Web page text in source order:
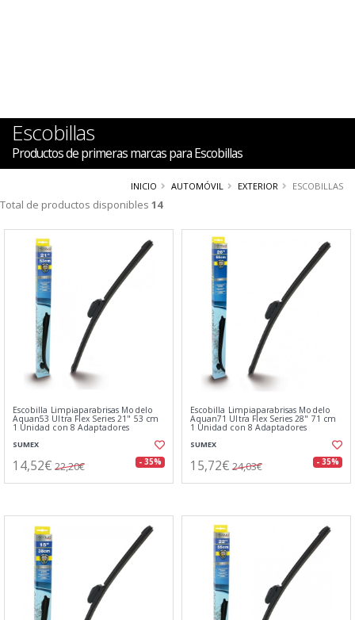
Escobillas
Productos de primeras marcas para Escobillas
INICIO AUTOMÓVIL EXTERIOR ESCOBILLAS
Total de productos disponibles 14
Escobilla Limpiaparabrisas Modelo
Aquan53 Ultra Flex Series 21" 53 cm
1 Unidad con 8 Adaptadores
SUMEX
14,52€ 22,20€ - 35%
Escobilla Limpiaparabrisas Modelo
Aquan71 Ultra Flex Series 28" 71 cm
1 Unidad con 8 Adaptadores
SUMEX
15,72€ 24,03€ - 35%